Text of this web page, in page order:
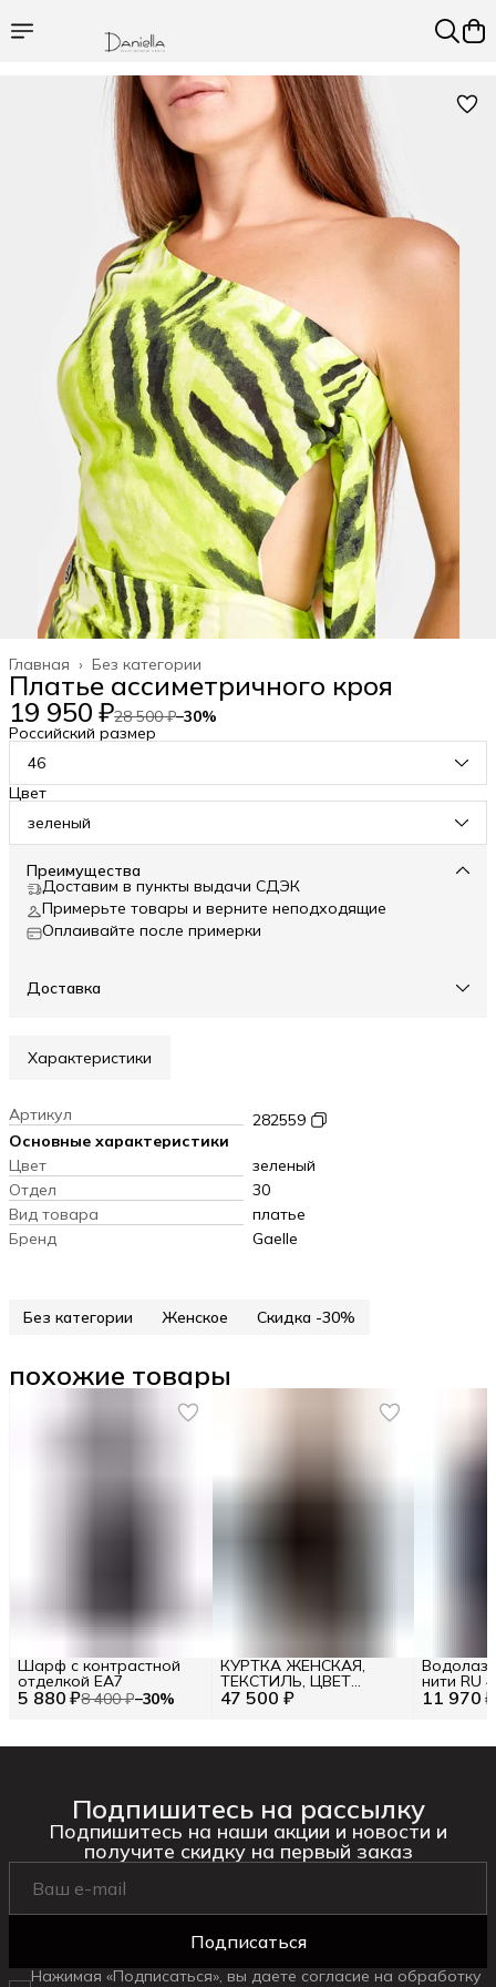
Без категории
Главная ›
Платье ассиметричного кроя
19 950 ₽28 500 ₽−30%
Российский размер
46
Цвет
зеленый
Преимущества
Доставим в пункты выдачи СДЭК
Примерьте товары и верните неподходящие
Оплаивайте после примерки
Доставка
Характеристики
Артикул
282559
Основные характеристики
Цвет
зеленый
Отдел
30
Вид товара
платье
Бренд
Gaelle
Без категории Женское Скидка -30%
похожие товары
5 880 ₽8 400 ₽−30%
Шарф с контрастной
отделкой EA7
47 500 ₽
КУРТКА ЖЕНСКАЯ,
ТЕКСТИЛЬ, ЦВЕТ
ЧЕРНЫЙ, АРТИКУЛ 25I 11 970 ₽
нити RU
Подпишитесь на рассылку
Подпишитесь на наши акции и новости и
получите скидку на первый заказ
Подписаться
Нажимая «Подписаться», вы даете согласие на обработку